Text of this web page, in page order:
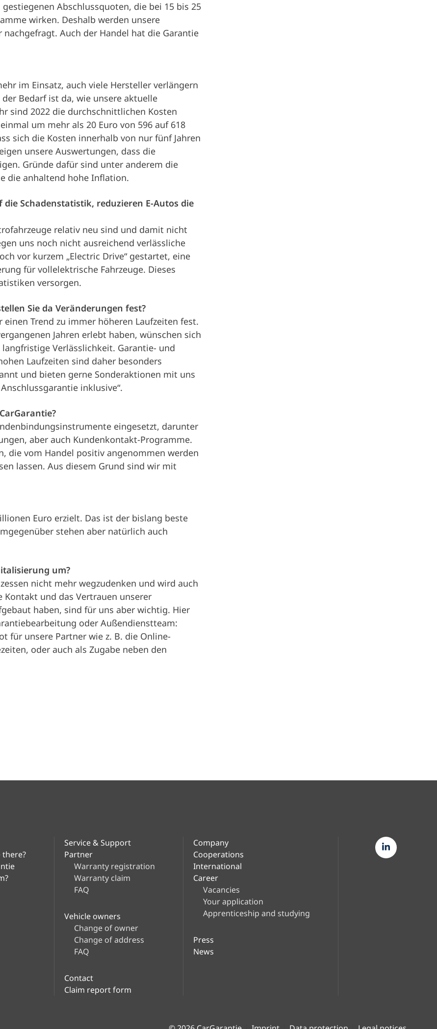
Abschlussquoten, die bei 15 bis 25
wirken. Deshalb werden unsere
Auch der Handel hat die Garantie
im Einsatz, auch viele Hersteller verlängern
Bedarf ist da, wie unsere aktuelle
sind 2022 die durchschnittlichen Kosten
um mehr als 20 Euro von 596 auf 618
sich die Kosten innerhalb von nur fünf Jahren
unsere Auswertungen, dass die
Gründe dafür sind unter anderem die
die anhaltend hohe Inflation.
Schadenstatistik, reduzieren E-Autos die
relativ neu sind und damit nicht
uns noch nicht ausreichend verlässliche
vor kurzem „Electric Drive“ gestartet, eine
für vollelektrische Fahrzeuge. Dieses
versorgen.
Sie da Veränderungen fest?
Trend zu immer höheren Laufzeiten fest.
Jahren erlebt haben, wünschen sich
Verlässlichkeit. Garantie- und
Laufzeiten sind daher besonders
und bieten gerne Sonderaktionen mit uns
inklusive“.
eingesetzt, darunter
aber auch Kundenkontakt-Programme.
die vom Handel positiv angenommen werden
lassen. Aus diesem Grund sind wir mit
Euro erzielt. Das ist der bislang beste
stehen aber natürlich auch
um?
nicht mehr wegzudenken und wird auch
und das Vertrauen unserer
haben, sind für uns aber wichtig. Hier
oder Außendienstteam:
für unsere Partner wie z. B. die Online-
oder auch als Zugabe neben den
Service & Support
Partner
Warranty registration
Warranty claim
FAQ
Vehicle owners
Change of owner
Change of address
FAQ
Contact
Claim report form
Company
Cooperations
International
Career
Vacancies
Your application
Apprenticeship and studying
Press
News